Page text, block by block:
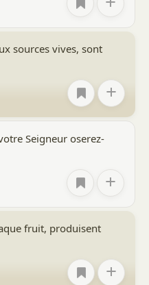
sources vives, sont
+
Seigneur oserez-
+
fruit, produisent
+